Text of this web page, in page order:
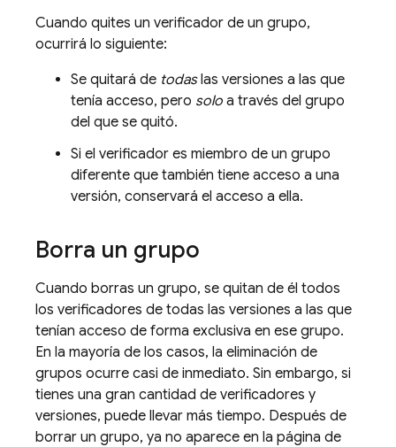
Cuando quites un verificador de un grupo,
ocurrirá lo siguiente:
Se quitará de todaslas versiones a las que
tenía acceso, pero solo a través del grupo
del que se quitó.
Si el verificador es miembro de un grupo
diferente que también tiene acceso a una
versión, conservará el acceso a ella.
Borra un grupo
Cuando borras un grupo, se quitan de él todos
los verificadores de todas las versiones a las que
tenían acceso de forma exclusiva en ese grupo.
En la mayoría de los casos, la eliminación de
grupos ocurre casi de inmediato. Sin embargo, si
tienes una gran cantidad de verificadores y
versiones, puede llevar más tiempo. Después de
borrar un grupo, ya no aparece en la página de